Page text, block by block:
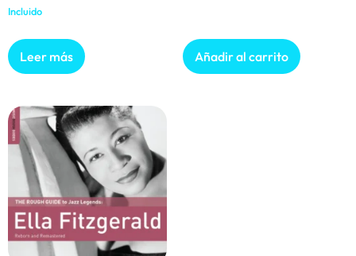
Incluido
Leer más Añadir al carrito